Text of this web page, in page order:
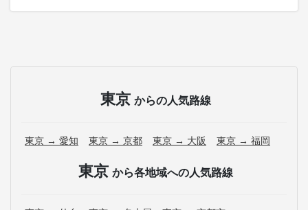
東京 からの人気路線
東京 → 愛知 東京 → 京都 東京 → 大阪 東京 → 福岡
東京 から各地域への人気路線